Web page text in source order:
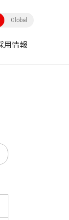
Global
用情報